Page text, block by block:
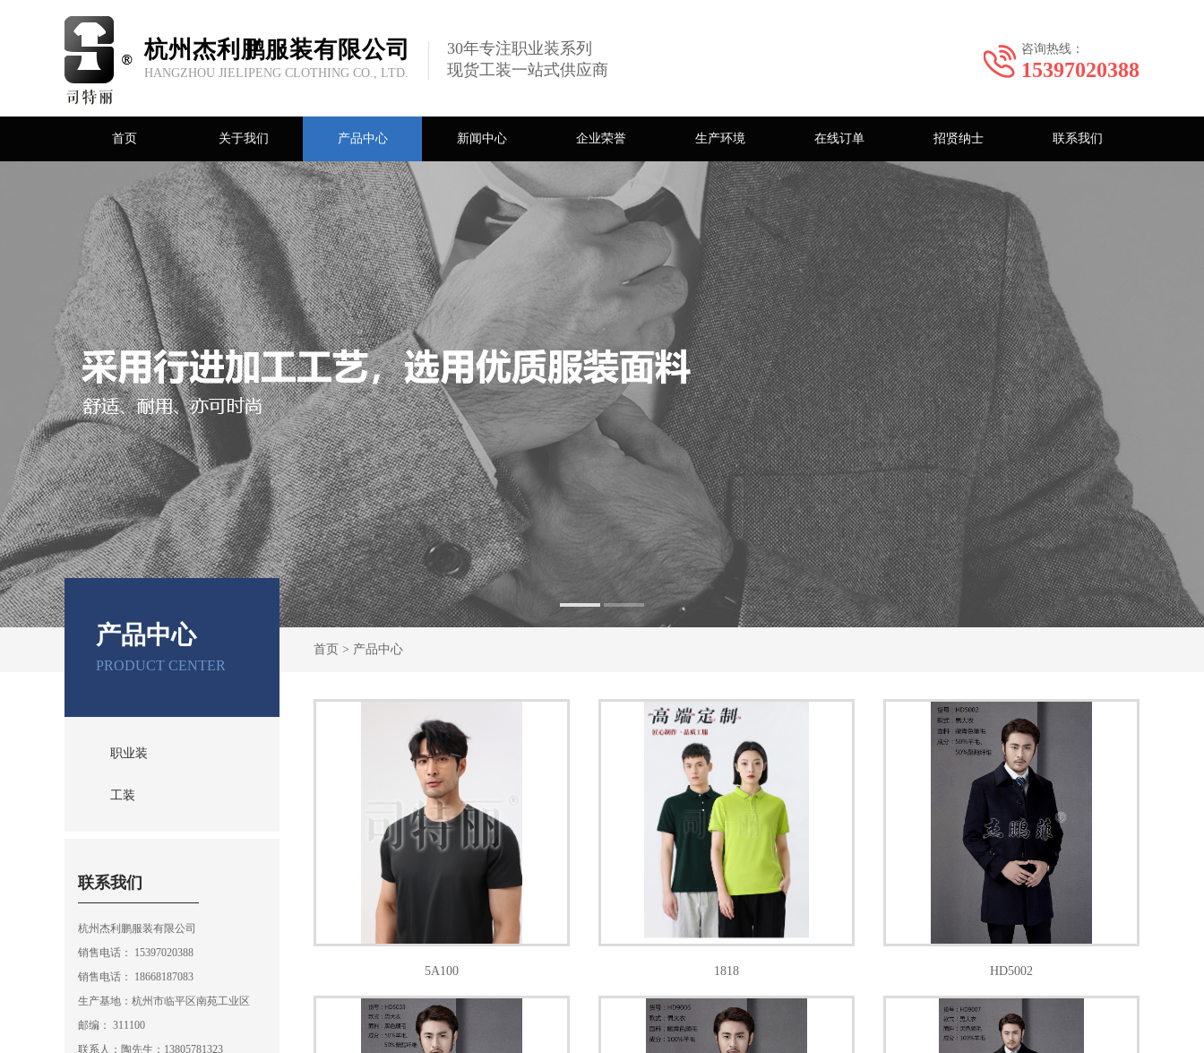
杭州杰利鹏服装有限公司
HANGZHOU JIELIPENG CLOTHING CO., LTD.
30年专注职业装系列
现货工装一站式供应商
咨询热线：
15397020388
首页 关于我们 产品中心 新闻中心 企业荣誉 生产环境 在线订单 招贤纳士 联系我们
1
2
首页 > 产品中心
产品中心
PRODUCT CENTER
职业装
工装
联系我们
杭州杰利鹏服装有限公司
销售电话： 15397020388
销售电话： 18668187083
生产基地：杭州市临平区南苑工业区
邮编： 311100
联系人：陶先生：13805781323
5A100 1818 HD5002